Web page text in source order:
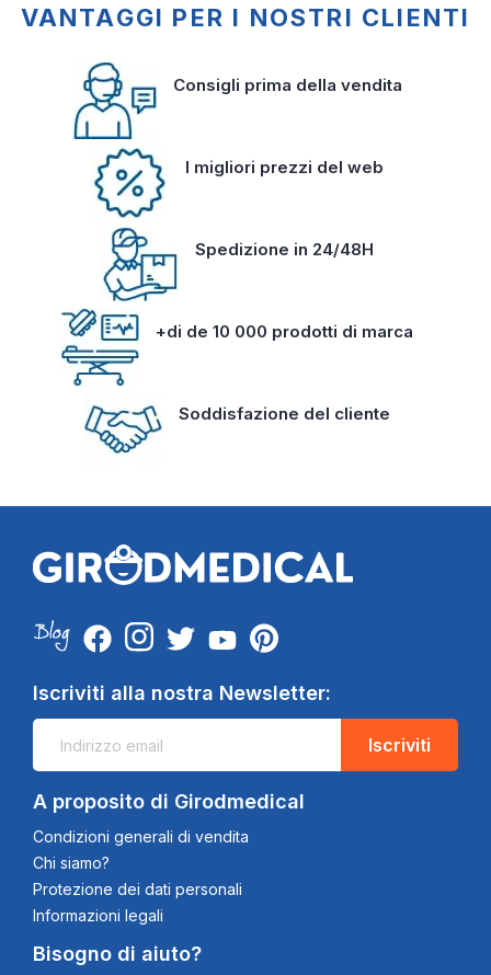
VANTAGGI PER I NOSTRI CLIENTI
Consigli prima della vendita
I migliori prezzi del web
Spedizione in 24/48H
+di de 10 000 prodotti di marca
Soddisfazione del cliente
Iscriviti alla nostra Newsletter:
Iscriviti
A proposito di Girodmedical
Condizioni generali di vendita
Chi siamo?
Protezione dei dati personali
Informazioni legali
Bisogno di aiuto?